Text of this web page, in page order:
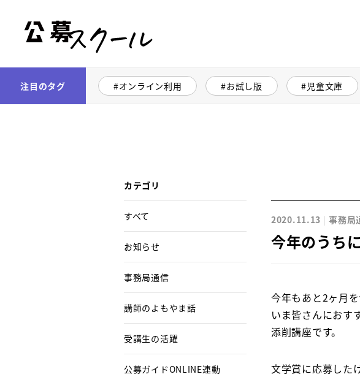
公募スクール
注目のタグ オンライン利用 お試し版 児童文庫
カテゴリ
すべて
お知らせ
事務局通信
講師のよもやま話
受講生の活躍
公募ガイドONLINE連動
2020.11.13 事務局
今年のうちに
今年もあと2ヶ月を
いま皆さんにおす
添削講座です。
文学賞に応募した